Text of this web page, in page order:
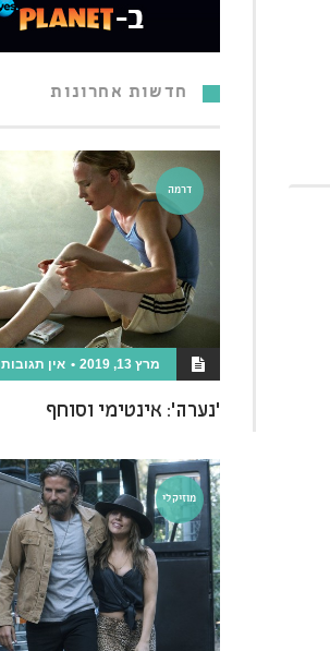
חדשות אחרונות
דרמה
מרץ 13, 2019 אין תגובות
'נערה': אינטימי וסוחף
מוזיקלי